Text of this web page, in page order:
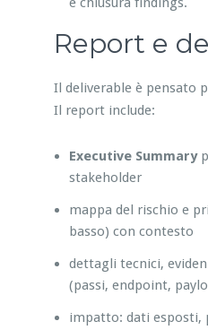
Report e
Il deliverable è pensato
Il report include:
Executive Summary
stakeholder
mappa del rischio e
basso) con contesto
dettagli tecnici,
(passi, endpoint,
impatto: dati